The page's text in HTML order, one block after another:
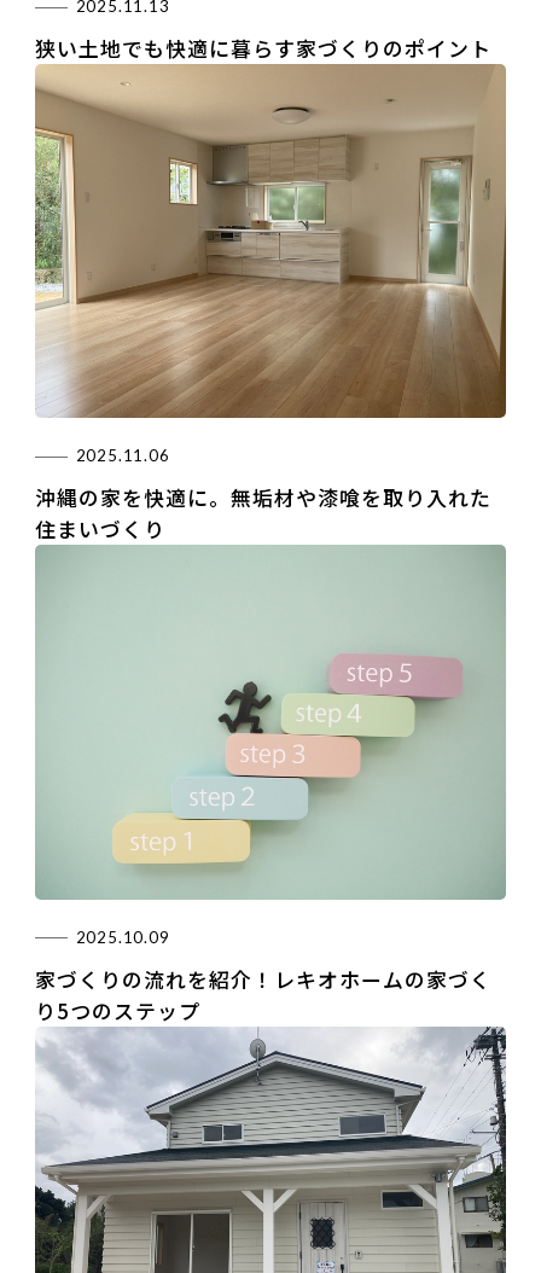
2025.11.13
狭い土地でも快適に暮らす家づくりのポイント
2025.11.06
沖縄の家を快適に。無垢材や漆喰を取り入れた
住まいづくり
2025.10.09
家づくりの流れを紹介！レキオホームの家づく
り5つのステップ